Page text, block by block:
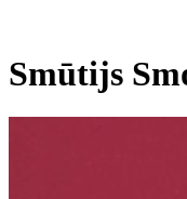
Smūtijs